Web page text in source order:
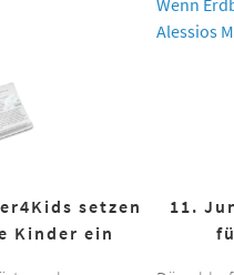
Wenn
Alessios
setzen
Kinder ein
11.